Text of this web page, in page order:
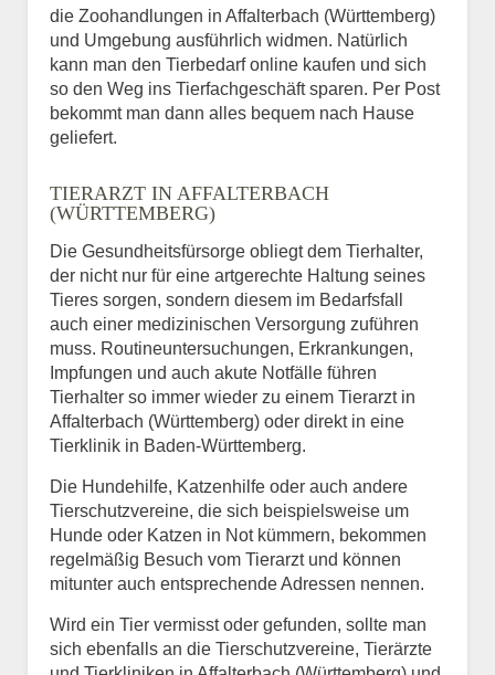
die Zoohandlungen in Affalterbach (Württemberg)
und Umgebung ausführlich widmen. Natürlich
kann man den Tierbedarf online kaufen und sich
so den Weg ins Tierfachgeschäft sparen. Per Post
bekommt man dann alles bequem nach Hause
geliefert.
TIERARZT IN AFFALTERBACH
(WÜRTTEMBERG)
Die Gesundheitsfürsorge obliegt dem Tierhalter,
der nicht nur für eine artgerechte Haltung seines
Tieres sorgen, sondern diesem im Bedarfsfall
auch einer medizinischen Versorgung zuführen
muss. Routineuntersuchungen, Erkrankungen,
Impfungen und auch akute Notfälle führen
Tierhalter so immer wieder zu einem Tierarzt in
Affalterbach (Württemberg) oder direkt in eine
Tierklinik in Baden-Württemberg.
Die Hundehilfe, Katzenhilfe oder auch andere
Tierschutzvereine, die sich beispielsweise um
Hunde oder Katzen in Not kümmern, bekommen
regelmäßig Besuch vom Tierarzt und können
mitunter auch entsprechende Adressen nennen.
Wird ein Tier vermisst oder gefunden, sollte man
sich ebenfalls an die Tierschutzvereine, Tierärzte